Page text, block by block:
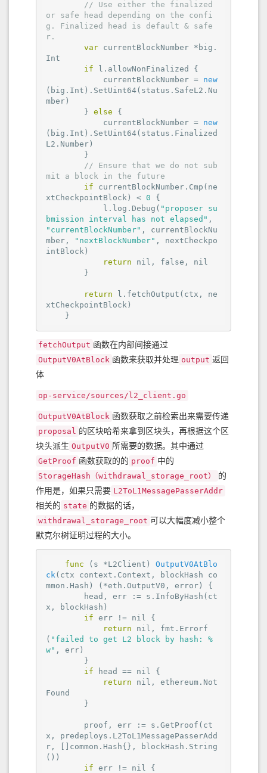
// Use either the finalized
or safe head depending on the confi
g. Finalized head is default & safe
r.
var currentBlockNumber *big.
Int
if l.allowNonFinalized {
            currentBlockNumber =
new
(big.Int).SetUint64(status.SafeL2.Nu
mber)
        }
else {
            currentBlockNumber =
new
(big.Int).SetUint64(status.Finalized
L2.Number)
// Ensure that we do not sub
mit a block in the future
if currentBlockNumber.Cmp(ne
xtCheckpointBlock) < 0 {
            l.log.Debug(
"proposer su
bmission interval has not elapsed"
"currentBlockNumber" , currentBlockNu
mber,
"nextBlockNumber" , nextCheckpo
intBlock)
return
nil , false , nil
return l.fetchOutput(ctx, ne
xtCheckpointBlock)
    }
fetchOutput 函数在内部间接通过
OutputV0AtBlock 函数来获取并处理 output 返回
体
op-service/sources/l2_client.go
OutputV0AtBlock 函数获取之前检索出来需要传递
proposal 的区块哈希来拿到区块头，再根据这个区
块头派生 OutputV0 所需要的数据。其中通过
GetProof 函数获取的的 proof 中的
StorageHash（withdrawal_storage_root）
的
作用是，如果只需要 L2ToL1MessagePasserAddr
相关的 state 的数据的话，
withdrawal_storage_root 可以大幅度减小整个
默克尔树证明过程的大小。
func (s *L2Client)
OutputV0AtBlo
ck (ctx context.Context, blockHash co
mmon.Hash)
(*eth.OutputV0, error)
{
x, blockHash)
if err != nil
{
return
nil , fmt.Errorf
( "failed to get L2 block by hash: %
w" , err)
if head == nil
{
return
nil , ethereum.Not
Found
x, predeploys.L2ToL1MessagePasserAdd
r, []common.Hash{}, blockHash.String
())
if err != nil
{